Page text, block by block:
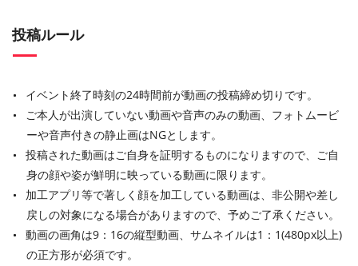
投稿ルール
イベント終了時刻の24時間前が動画の投稿締め切りです。
ご本人が出演していない動画や音声のみの動画、フォトムービ
ーや音声付きの静止画はNGとします。
投稿された動画はご自身を証明するものになりますので、ご自
身の顔や姿が鮮明に映っている動画に限ります。
加工アプリ等で著しく顔を加工している動画は、非公開や差し
戻しの対象になる場合がありますので、予めご了承ください。
動画の画角は9：16の縦型動画、サムネイルは1：1(480px以上)
の正方形が必須です。